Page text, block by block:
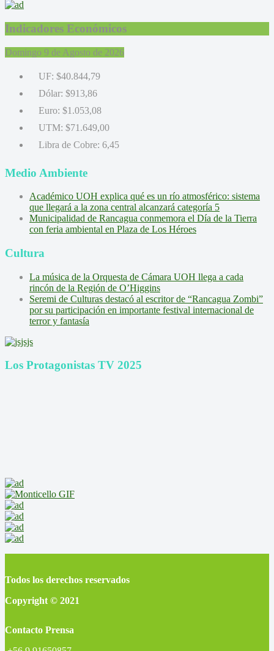
Indicadores Económicos
Domingo 9 de Agosto de 2026
UF: $40.844,79
Dólar: $913,86
Euro: $1.053,08
UTM: $71.649,00
Libra de Cobre: 6,45
Medio Ambiente
Académico UOH explica qué es un río atmosférico: sistema
que llegará a la zona central alcanzará categoría 5
Municipalidad de Rancagua conmemora el Día de la Tierra
con feria ambiental en Plaza de Los Héroes
Cultura
La música de la Orquesta de Cámara UOH llega a cada
rincón de la Región de O’Higgins
Seremi de Culturas destacó al escritor de “Rancagua Zombi”
por su participación en importante festival internacional de
terror y fantasía
Los Protagonistas TV 2025
Todos los derechos reservados
Copyright © 2021
Contacto Prensa